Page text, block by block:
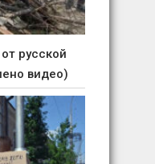
русской
видео)